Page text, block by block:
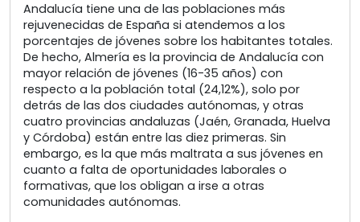
Andalucía tiene una de las poblaciones más
rejuvenecidas de España si atendemos a los
porcentajes de jóvenes sobre los habitantes totales.
De hecho, Almería es la provincia de Andalucía con
mayor relación de jóvenes (16-35 años) con
respecto a la población total (24,12%), solo por
detrás de las dos ciudades autónomas, y otras
cuatro provincias andaluzas (Jaén, Granada, Huelva
y Córdoba) están entre las diez primeras. Sin
embargo, es la que más maltrata a sus jóvenes en
cuanto a falta de oportunidades laborales o
formativas, que los obligan a irse a otras
comunidades autónomas.